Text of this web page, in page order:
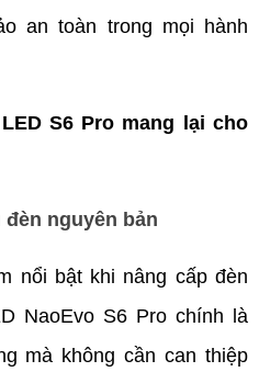
an toàn trong mọi hành
S6 Pro mang lại cho
nguyên bản
nổi bật khi nâng cấp đèn
NaoEvo S6 Pro chính là
mà không cần can thiệp